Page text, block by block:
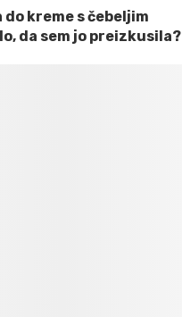
kreme s čebeljim
da sem jo preizkusila?